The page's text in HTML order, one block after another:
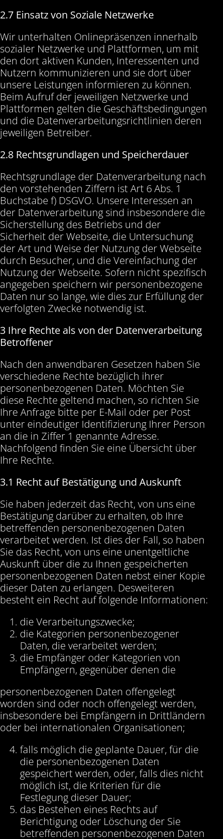
2.7 Einsatz von Soziale Netzwerke
Wir unterhalten Onlinepräsenzen innerhalb
sozialer Netzwerke und Plattformen, um mit
den dort aktiven Kunden, Interessenten und
Nutzern kommunizieren und sie dort über
unsere Leistungen informieren zu können.
Beim Aufruf der jeweiligen Netzwerke und
Plattformen gelten die Geschäftsbedingungen
und die Datenverarbeitungsrichtlinien deren
jeweiligen Betreiber.
2.8 Rechtsgrundlagen und Speicherdauer
Rechtsgrundlage der Datenverarbeitung nach
den vorstehenden Ziffern ist Art 6 Abs. 1
Buchstabe f) DSGVO. Unsere Interessen an
der Datenverarbeitung sind insbesondere die
Sicherstellung des Betriebs und der
Sicherheit der Webseite, die Untersuchung
der Art und Weise der Nutzung der Webseite
durch Besucher, und die Vereinfachung der
Nutzung der Webseite. Sofern nicht spezifisch
angegeben speichern wir personenbezogene
Daten nur so lange, wie dies zur Erfüllung der
verfolgten Zwecke notwendig ist.
3 Ihre Rechte als von der Datenverarbeitung
Betroffener
Nach den anwendbaren Gesetzen haben Sie
verschiedene Rechte bezüglich ihrer
personenbezogenen Daten. Möchten Sie
diese Rechte geltend machen, so richten Sie
Ihre Anfrage bitte per E-Mail oder per Post
unter eindeutiger Identifizierung Ihrer Person
an die in Ziffer 1 genannte Adresse.
Nachfolgend finden Sie eine Übersicht über
Ihre Rechte.
3.1 Recht auf Bestätigung und Auskunft
Sie haben jederzeit das Recht, von uns eine
Bestätigung darüber zu erhalten, ob Ihre
betreffenden personenbezogenen Daten
verarbeitet werden. Ist dies der Fall, so haben
Sie das Recht, von uns eine unentgeltliche
Auskunft über die zu Ihnen gespeicherten
personenbezogenen Daten nebst einer Kopie
dieser Daten zu erlangen. Desweiteren
besteht ein Recht auf folgende Informationen:
die Verarbeitungszwecke;
die Kategorien personenbezogener
Daten, die verarbeitet werden;
die Empfänger oder Kategorien von
Empfängern, gegenüber denen die
personenbezogenen Daten offengelegt
worden sind oder noch offengelegt werden,
insbesondere bei Empfängern in Drittländern
oder bei internationalen Organisationen;
falls möglich die geplante Dauer, für die
die personenbezogenen Daten
gespeichert werden, oder, falls dies nicht
möglich ist, die Kriterien für die
Festlegung dieser Dauer;
das Bestehen eines Rechts auf
Berichtigung oder Löschung der Sie
betreffenden personenbezogenen Daten